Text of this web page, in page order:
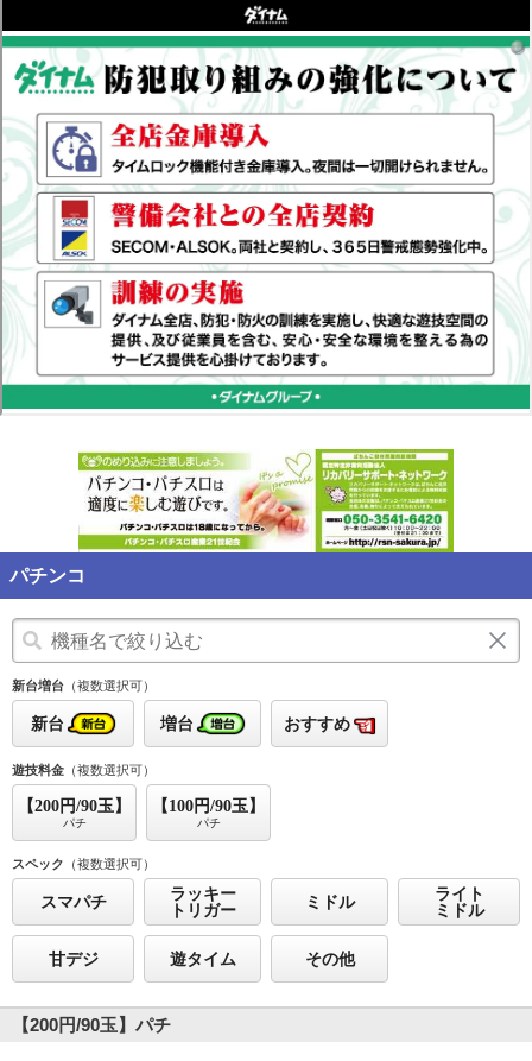
パチンコ
新台増台 （複数選択可）
新台 増台 おすすめ
遊技料金 （複数選択可）
【200円/90玉】
パチ
【100円/90玉】
パチ
スペック （複数選択可）
スマパチ
ラッキー
トリガー
ミドル
ライト
ミドル
甘デジ 遊タイム その他
【200円/90玉】パチ